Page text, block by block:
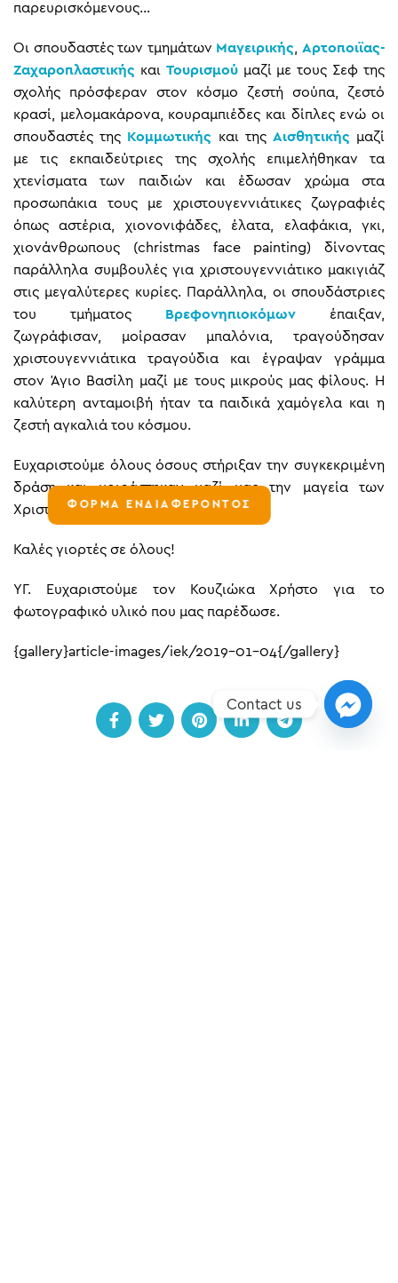
ΦΟΡΜΑ ΕΝΔΙΑΦΕΡΟΝΤΟΣ
παρευρισκόμενους…
Οι σπουδαστές των τμημάτων Μαγειρικής ,Αρτοποιϊας-
Ζαχαροπλαστικής και Τουρισμούμαζί με τους Σεφ της
σχολής πρόσφεραν στον κόσμο ζεστή σούπα, ζεστό
κρασί, μελομακάρονα, κουραμπιέδες και δίπλες ενώ οι
σπουδαστές της Κομμωτικής και της Αισθητικής μαζί
με τις εκπαιδεύτριες της σχολής επιμελήθηκαν τα
χτενίσματα των παιδιών και έδωσαν χρώμα στα
προσωπάκια τους με χριστουγεννιάτικες ζωγραφιές
όπως αστέρια, χιονονιφάδες, έλατα, ελαφάκια, γκι,
χιονάνθρωπους (christmas face painting) δίνοντας
παράλληλα συμβουλές για χριστουγεννιάτικο μακιγιάζ
στις μεγαλύτερες κυρίες. Παράλληλα, οι σπουδάστριες
του τμήματος Βρεφονηπιοκόμων έπαιξαν,
ζωγράφισαν, μοίρασαν μπαλόνια, τραγούδησαν
χριστουγεννιάτικα τραγούδια και έγραψαν γράμμα
στον Άγιο Βασίλη μαζί με τους μικρούς μας φίλους. Η
καλύτερη ανταμοιβή ήταν τα παιδικά χαμόγελα και η
ζεστή αγκαλιά του κόσμου.
Ευχαριστούμε όλους όσους στήριξαν την συγκεκριμένη
δράση και μοιράστηκαν μαζί μας την μαγεία των
Χριστουγέννων.
Καλές γιορτές σε όλους!
ΥΓ. Ευχαριστούμε τον Κουζιώκα Χρήστο για το
φωτογραφικό υλικό που μας παρέδωσε.
{gallery}article-images/iek/2019-01-04{/gallery}
Contact us